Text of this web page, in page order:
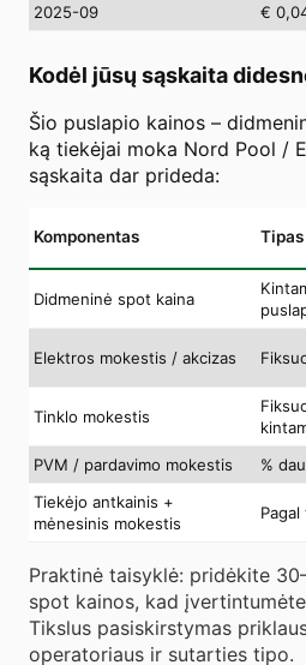
2025-09
€
Kodėl jūsų sąskaita
Šio puslapio kainos –
ką tiekėjai moka Nord Pool /
sąskaita dar prideda:
Komponentas Tipas
Didmeninė spot kaina
Elektros mokestis / akcizas
Tinklo mokestis
PVM / pardavimo mokestis
%
Tiekėjo antkainis +
mėnesinis mokestis
Praktinė taisyklė: pridėkite
spot kainos, kad
Tikslus pasiskirstymas
operatoriaus ir sutarties tipo.